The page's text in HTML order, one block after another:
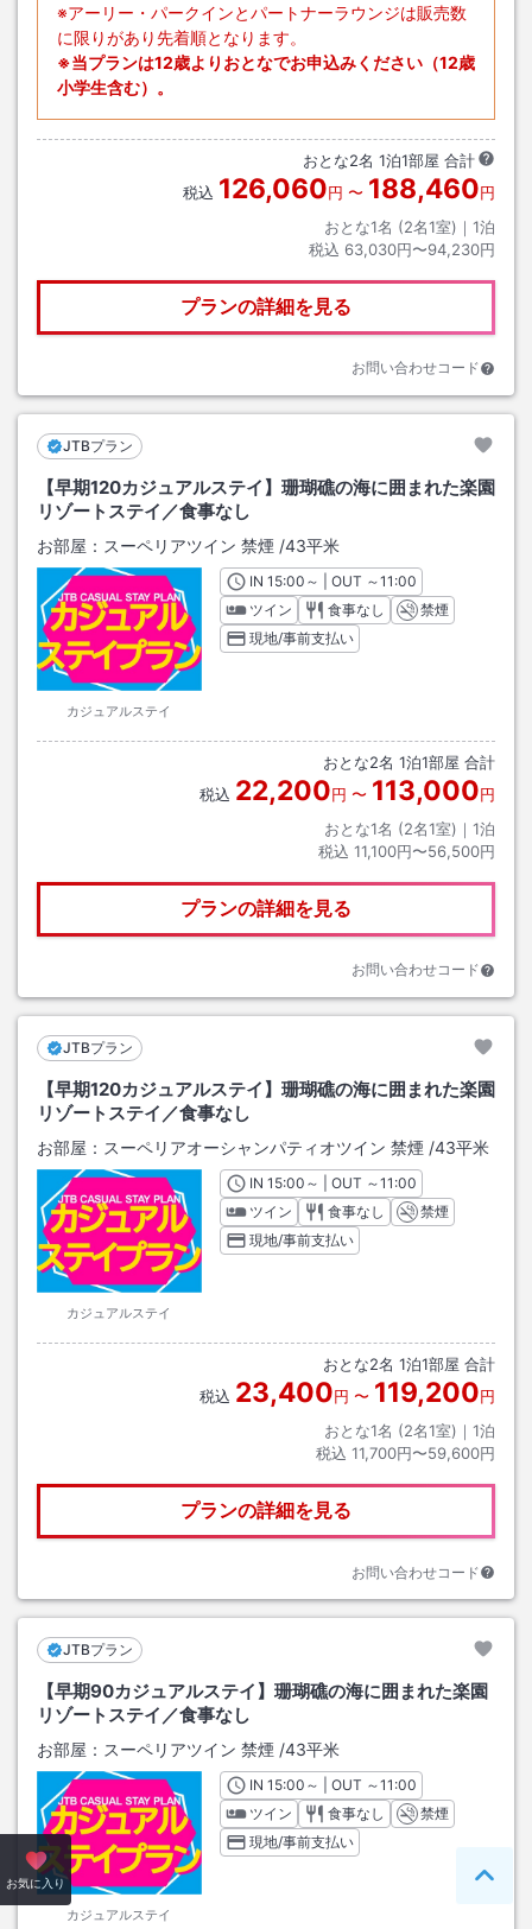
※アーリー・パークインとパートナーラウンジは販売数
に限りがあり先着順となります。
※当プランは12歳よりおとなでお申込みください（12歳
小学生含む）。
おとな2名 1泊1部屋 合計
税込 126,060円 〜 188,460円
おとな1名 (2名1室)｜ 1泊
税込 63,030円〜94,230円
プランの詳細を見る
お問い合わせコード
JTBプラン
【早期120カジュアルステイ】珊瑚礁の海に囲まれた楽園
リゾートステイ／食事なし
お部屋： スーペリアツイン 禁煙 /43平米
カジュアルステイ
INチェックイン
15:00 ～ | OUT チェックアウト
～11:00
ツイン
食事なし
禁煙
現地/事前支払い
おとな2名 1泊1部屋 合計
税込 22,200円 〜 113,000円
おとな1名 (2名1室)｜ 1泊
税込 11,100円〜56,500円
プランの詳細を見る
お問い合わせコード
JTBプラン
【早期120カジュアルステイ】珊瑚礁の海に囲まれた楽園
リゾートステイ／食事なし
お部屋： スーペリアオーシャンパティオツイン 禁煙 /43平米
カジュアルステイ
INチェックイン
15:00 ～ | OUT チェックアウト
～11:00
ツイン
食事なし
禁煙
現地/事前支払い
おとな2名 1泊1部屋 合計
税込 23,400円 〜 119,200円
おとな1名 (2名1室)｜ 1泊
税込 11,700円〜59,600円
プランの詳細を見る
お問い合わせコード
JTBプラン
【早期90カジュアルステイ】珊瑚礁の海に囲まれた楽園
リゾートステイ／食事なし
お部屋： スーペリアツイン 禁煙 /43平米
カジュアルステイ
INチェックイン
15:00 ～ | OUT チェックアウト
～11:00
ツイン
食事なし
禁煙
現地/事前支払い
お気に入り ペー